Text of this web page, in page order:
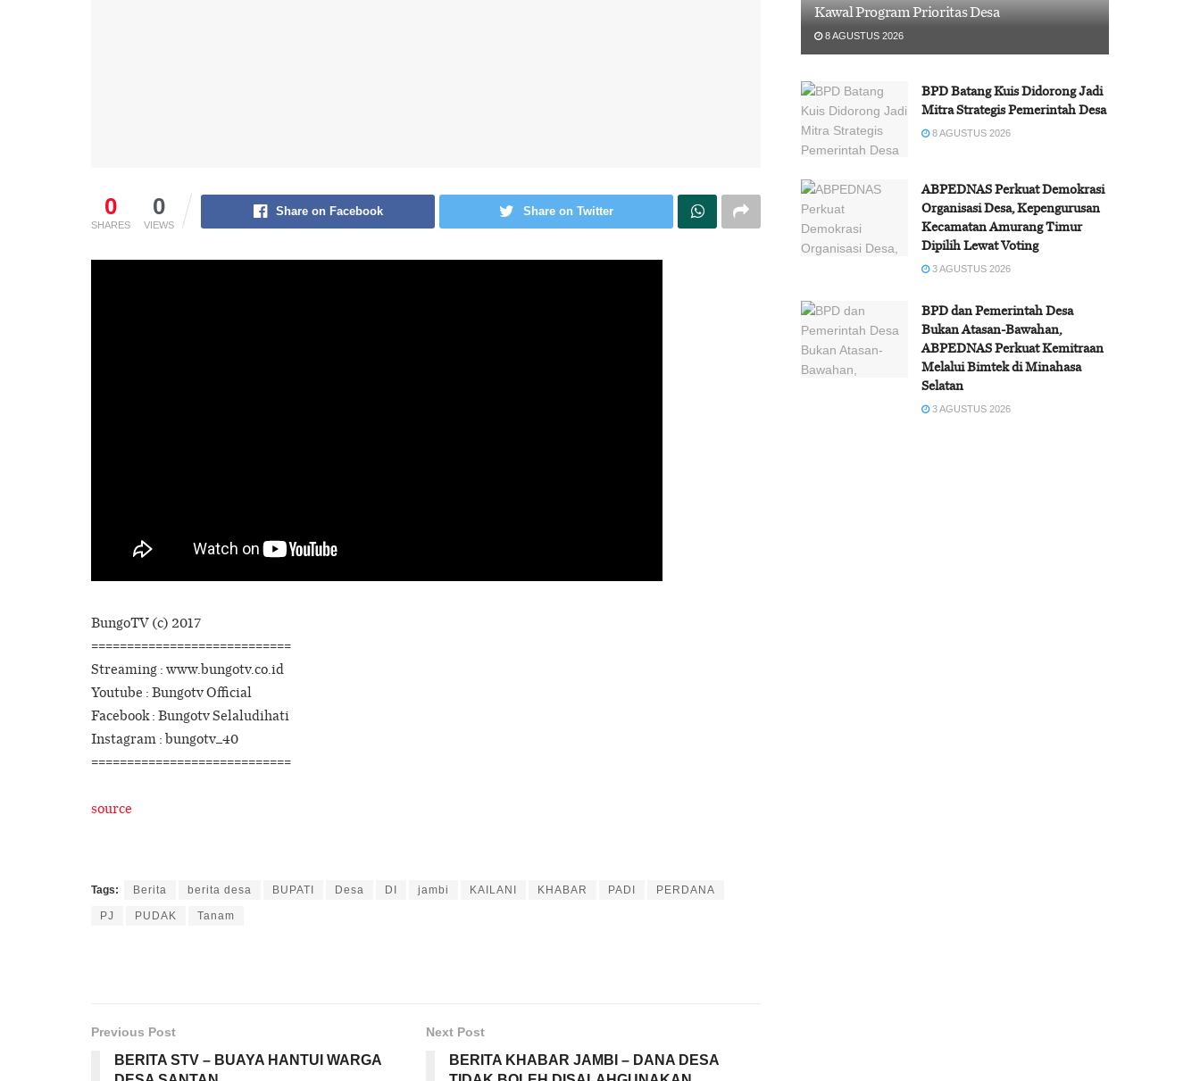
0
SHARES
0
VIEWS
Share on Facebook Share on Twitter
BungoTV (c) 2017
============================
Streaming : www.bungotv.co.id
Youtube : Bungotv Official
Facebook : Bungotv Selaludihati
Instagram : bungotv_40
============================
source
Tags: Berita berita desa BUPATI Desa DI jambi KAILANI KHABAR PADI PERDANA
PJ PUDAK Tanam
Previous Post
BERITA STV – BUAYA HANTUI WARGA
Next Post
BERITA KHABAR JAMBI – DANA DESA
Kawal Program Prioritas Desa
8 AGUSTUS 2026
BPD Batang Kuis Didorong Jadi
Mitra Strategis Pemerintah Desa
8 AGUSTUS 2026
ABPEDNAS Perkuat Demokrasi
Organisasi Desa, Kepengurusan
Kecamatan Amurang Timur
Dipilih Lewat Voting
3 AGUSTUS 2026
BPD dan Pemerintah Desa
Bukan Atasan-Bawahan,
ABPEDNAS Perkuat Kemitraan
Melalui Bimtek di Minahasa
Selatan
3 AGUSTUS 2026